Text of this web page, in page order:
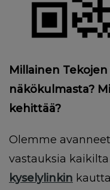
Millainen
näkökulmasta?
kehittää?
Olemme
vastauksia
kyselylinkin